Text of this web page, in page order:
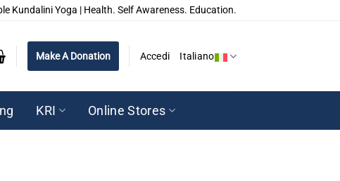
Kundalini Yoga | Health. Self Awareness. Education.
Make A Donation Accedi Italiano
KRI Online Stores